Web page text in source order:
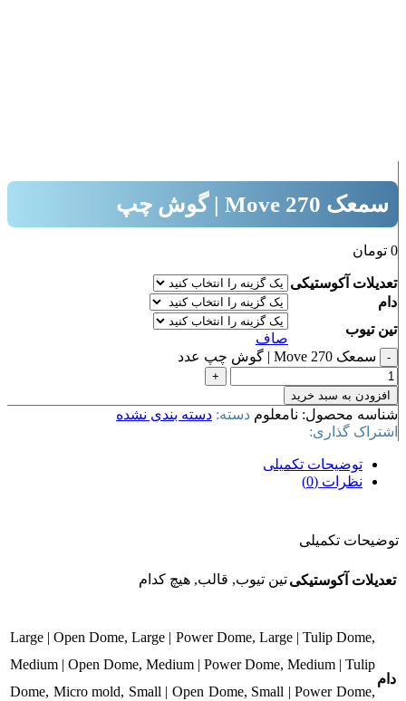
سمعک Move 270 | گوش چپ
0 تومان
تعدیلات آکوستیکی
دام
تین تیوب
صاف
سمعک Move 270 | گوش چپ عدد
افزودن به سبد خرید
شناسه محصول: نامعلوم دسته: دسته بندی نشده
اشتراک گذاری:
توضیحات تکمیلی
نظرات (0)
توضیحات تکمیلی
تعدیلات آکوستیکیتین تیوب, قالب, هیچ کدام
دام
Large | Open Dome, Large | Power Dome, Large | Tulip Dome,
Medium | Open Dome, Medium | Power Dome, Medium | Tulip
Dome, Micro mold, Small | Open Dome, Small | Power Dome,